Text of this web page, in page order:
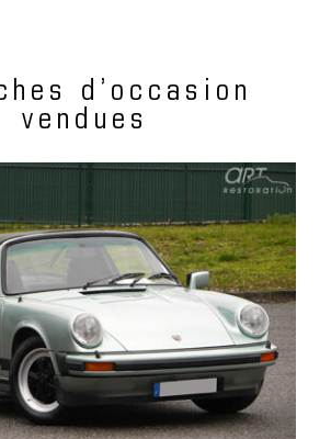
d’occasion
vendues